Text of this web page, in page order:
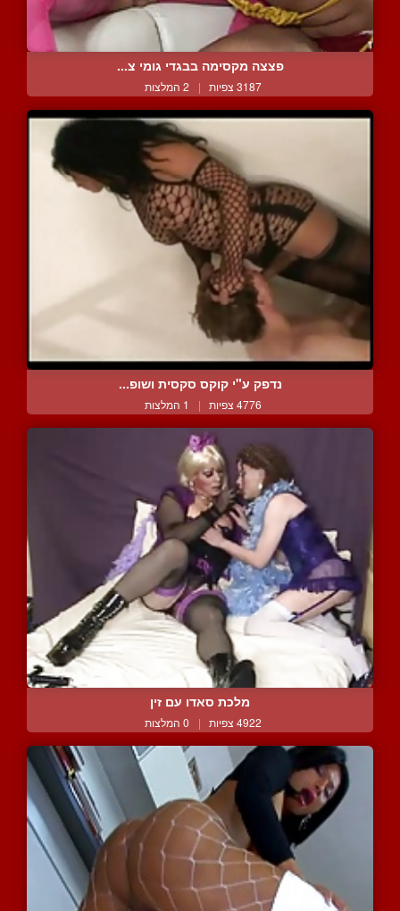
פצצה מקסימה בבגדי גומי צ...
3187 צפיות | 2 המלצות
נדפק ע"י קוקס סקסית ושופ...
4776 צפיות | 1 המלצות
מלכת סאדו עם זין
4922 צפיות | 0 המלצות